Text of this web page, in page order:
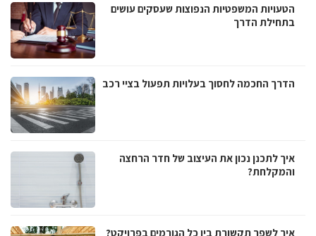
הטעויות המשפטיות הנפוצות שעסקים עושים
בתחילת הדרך
הדרך החכמה לחסוך בעלויות תפעול בציי רכב
איך לתכנן נכון את העיצוב של חדר הרחצה
והמקלחת?
איך לשפר תקשורת בין כל הגורמים בפרויקט?